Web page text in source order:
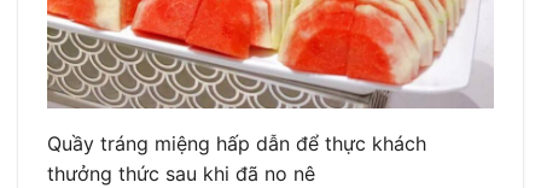
Quầy tráng miệng hấp dẫn để thực khách
thưởng thức sau khi đã no nê